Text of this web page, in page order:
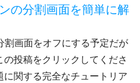
の分割画面を簡単に解
画面をオフにする予定だが
投稿をクリックしてくださ
関する完全なチュートリア